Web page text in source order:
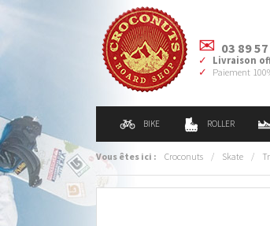
03 89
Livraison
Paiement
BIKE ROLLER
Vous êtes ici : Croconuts / Skate /